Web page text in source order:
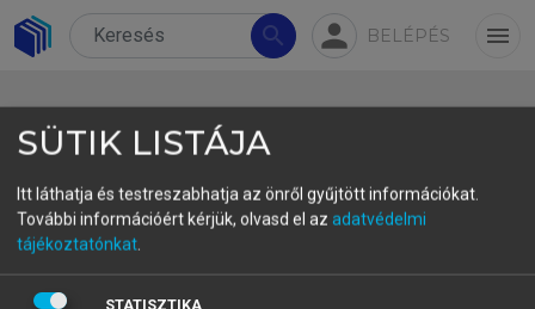
search person BELÉPÉS menu
DEVELOPING STUDENTS’
CULTURAL DIVERSITY
SÜTIK LISTÁJA
Itt láthatja és testreszabhatja az önről gyűjtött információkat.
További információért kérjük, olvasd el az adatvédelmi
tájékoztatónkat.
STATISZTIKA